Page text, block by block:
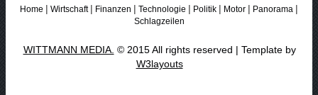
Home|Wirtschaft| Finanzen|Technologie| Politik| Motor| Panorama|
Schlagzeilen
WITTMANN MEDIA. © 2015 All rights reserved | Template by
W3layouts